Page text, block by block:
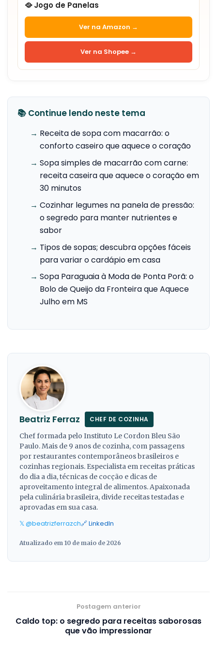
🥘 Jogo de Panelas
Ver na Amazon →
Ver na Shopee →
📚 Continue lendo neste tema
→ Receita de sopa com macarrão: o
conforto caseiro que aquece o coração
→ Sopa simples de macarrão com carne:
receita caseira que aquece o coração em
30 minutos
→ Cozinhar legumes na panela de pressão:
o segredo para manter nutrientes e
sabor
→ Tipos de sopas; descubra opções fáceis
para variar o cardápio em casa
→ Sopa Paraguaia à Moda de Ponta Porã: o
Bolo de Queijo da Fronteira que Aquece
Julho em MS
Beatriz Ferraz CHEF DE COZINHA
Chef formada pelo Instituto Le Cordon Bleu São
Paulo. Mais de 9 anos de cozinha, com passagens
por restaurantes contemporâneos brasileiros e
cozinhas regionais. Especialista em receitas práticas
do dia a dia, técnicas de cocção e dicas de
aproveitamento integral de alimentos. Apaixonada
pela culinária brasileira, divide receitas testadas e
aprovadas em sua casa.
𝕏 @beatrizferrazch🔗 LinkedIn
Atualizado em 10 de maio de 2026
Postagem anterior
Caldo top: o segredo para receitas saborosas
que vão impressionar